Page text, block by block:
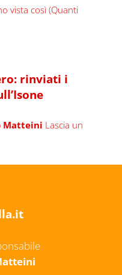
vista così (Quanti
rinviati i
Matteini Lascia un